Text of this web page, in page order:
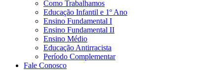
Como Trabalhamos
Educação Infantil e 1º Ano
Ensino Fundamental I
Ensino Fundamental II
Ensino Médio
Educação Antirracista
Período Complementar
Fale Conosco